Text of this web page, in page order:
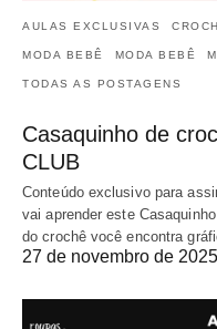
AULAS EXCLUSIVAS
MODA BEBÊ MODA BEBÊ
TODAS AS POSTAGENS
Casaquinho de
CLUB
Conteúdo exclusivo para
vai aprender este
do crochê você encontra
27 de novembro de 2025